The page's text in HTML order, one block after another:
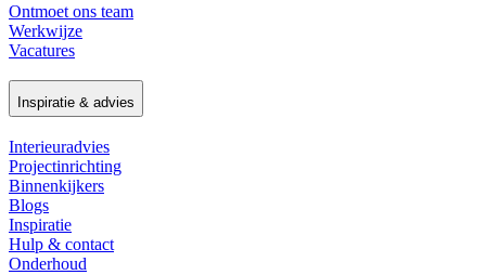
Ontmoet ons team
Werkwijze
Vacatures
Inspiratie & advies
Interieuradvies
Projectinrichting
Binnenkijkers
Blogs
Inspiratie
Hulp & contact
Onderhoud